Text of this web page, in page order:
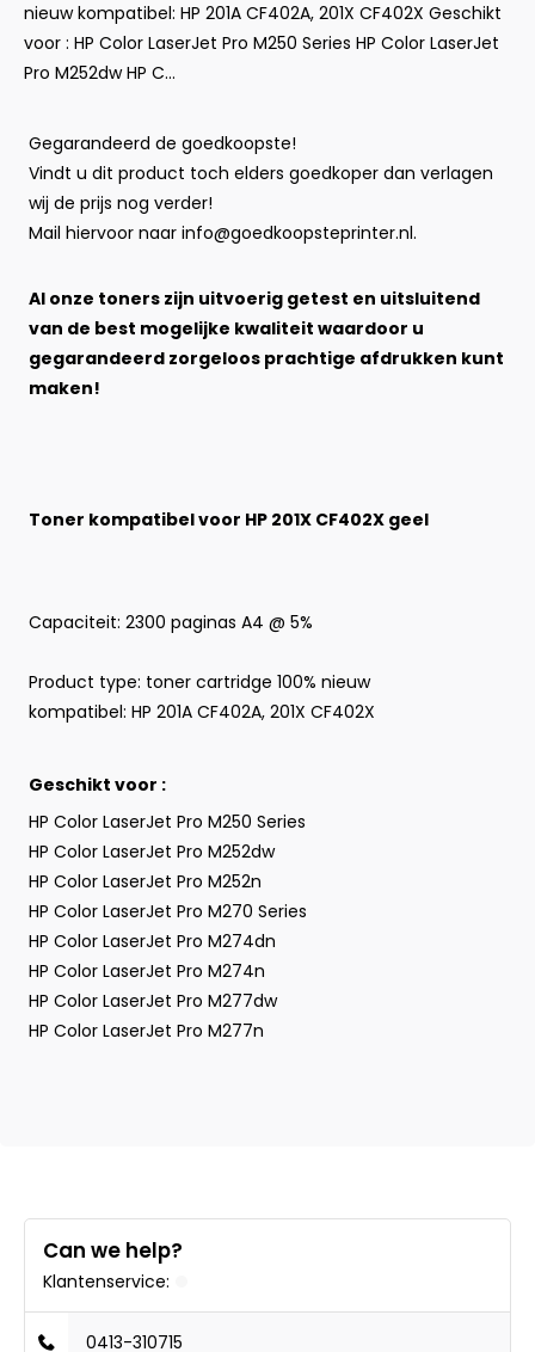
nieuw kompatibel: HP 201A CF402A, 201X CF402X Geschikt
voor : HP Color LaserJet Pro M250 Series HP Color LaserJet
Pro M252dw HP C...
Gegarandeerd de goedkoopste!
Vindt u dit product toch elders goedkoper dan verlagen
wij de prijs nog verder!
Mail hiervoor naar info@goedkoopsteprinter.nl.
Al onze toners zijn uitvoerig getest en uitsluitend
van de best mogelijke kwaliteit waardoor u
gegarandeerd zorgeloos prachtige afdrukken kunt
maken!
Toner kompatibel voor HP 201X CF402X geel
Capaciteit: 2300 paginas A4 @ 5%
Product type: toner cartridge 100% nieuw
kompatibel: HP 201A CF402A, 201X CF402X
Geschikt voor :
HP Color LaserJet Pro M250 Series
HP Color LaserJet Pro M252dw
HP Color LaserJet Pro M252n
HP Color LaserJet Pro M270 Series
HP Color LaserJet Pro M274dn
HP Color LaserJet Pro M274n
HP Color LaserJet Pro M277dw
HP Color LaserJet Pro M277n
Can we help?
Klantenservice:
0413-310715